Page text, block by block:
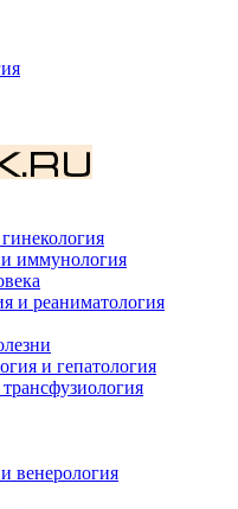
иммунология
и реаниматология
и гепатология
венерология